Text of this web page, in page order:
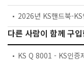
2026년 KS핸드북-
다른 사람이 함께 구
KS Q 8001 - KS인증